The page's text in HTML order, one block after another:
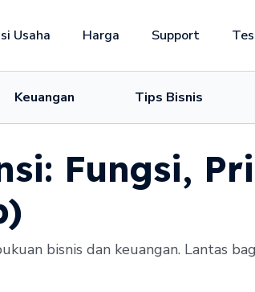
Usaha Harga Support
Keuangan Tips Bisnis
Fungsi,
bisnis dan keuangan. Lantas